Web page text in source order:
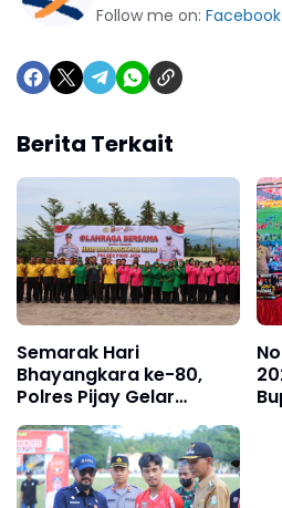
Follow me on: Facebook
Berita Terkait
Semarak Hari
Bhayangkara ke-80,
Polres Pijay Gelar
Olahraga Bersama
Perkuat Sinergitas